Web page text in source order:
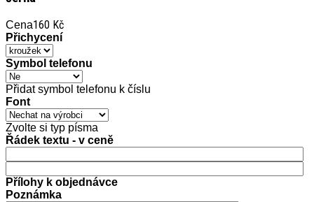
Cena160 Kč
Přichycení
Symbol telefonu
Přidat symbol telefonu k číslu
Font
Zvolte si typ písma
Řádek textu - v ceně
Přílohy k objednávce
Poznámka